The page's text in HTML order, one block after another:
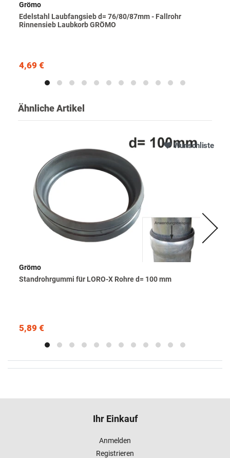
Grömo
Edelstahl Laubfangsieb d= 76/80/87mm - Fallrohr
Rinnensieb Laubkorb GRÖMO
4,69 €
Ähnliche Artikel
Wunschliste
Grömo
Standrohrgummi für LORO-X Rohre d= 100 mm
5,89 €
Ihr Einkauf
Anmelden
Registrieren